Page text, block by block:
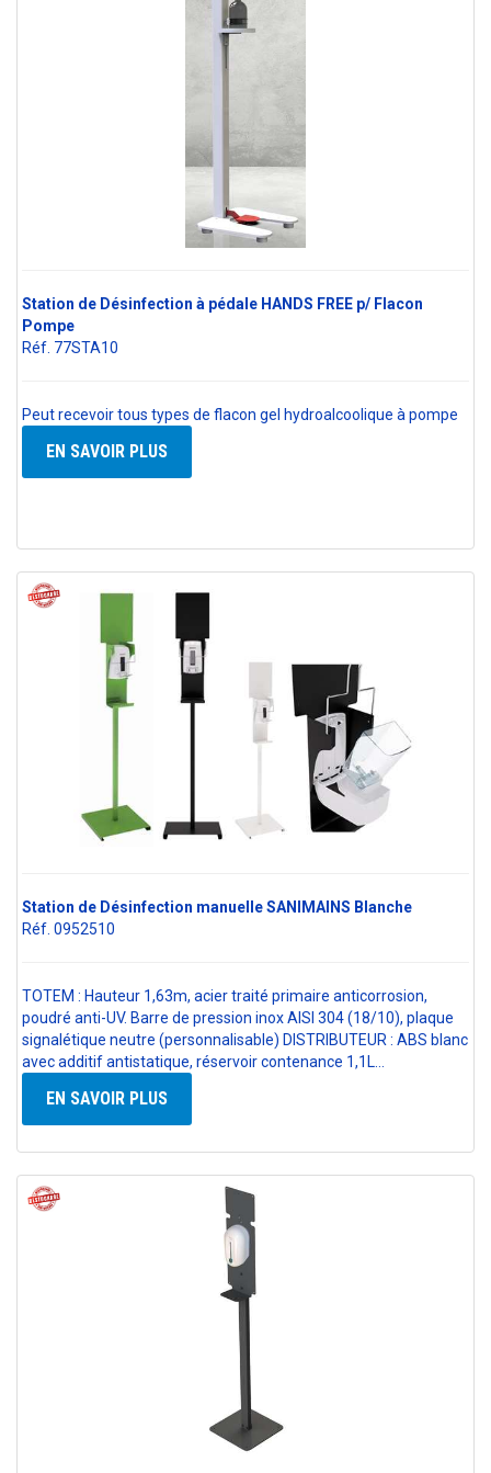
Station de Désinfection à pédale HANDS FREE p/ Flacon
Pompe
Réf. 77STA10
Peut recevoir tous types de flacon gel hydroalcoolique à pompe
EN SAVOIR PLUS
Station de Désinfection manuelle SANIMAINS Blanche
Réf. 0952510
TOTEM : Hauteur 1,63m, acier traité primaire anticorrosion,
poudré anti-UV. Barre de pression inox AISI 304 (18/10), plaque
signalétique neutre (personnalisable) DISTRIBUTEUR : ABS blanc
avec additif antistatique, réservoir contenance 1,1L…
EN SAVOIR PLUS